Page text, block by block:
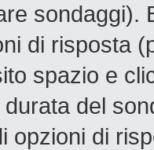
sondaggi).
di risposta
spazio e
del
opzioni di